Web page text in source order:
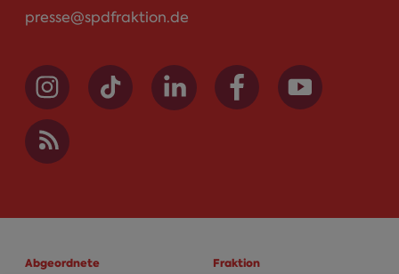
presse@spdfraktion.de
Abgeordnete Fraktion